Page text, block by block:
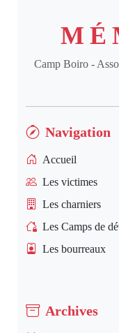
Camp Boiro -
Navigation
Accueil
Les victimes
Les charniers
Les Camps de
Les bourreaux
Archives